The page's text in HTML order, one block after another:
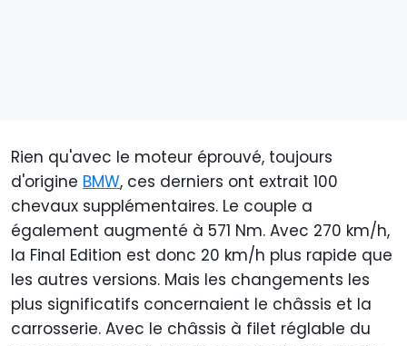
Rien qu'avec le moteur éprouvé, toujours
d'origine BMW, ces derniers ont extrait 100
chevaux supplémentaires. Le couple a
également augmenté à 571 Nm. Avec 270 km/h,
la Final Edition est donc 20 km/h plus rapide que
les autres versions. Mais les changements les
plus significatifs concernaient le châssis et la
carrosserie. Avec le châssis à filet réglable du